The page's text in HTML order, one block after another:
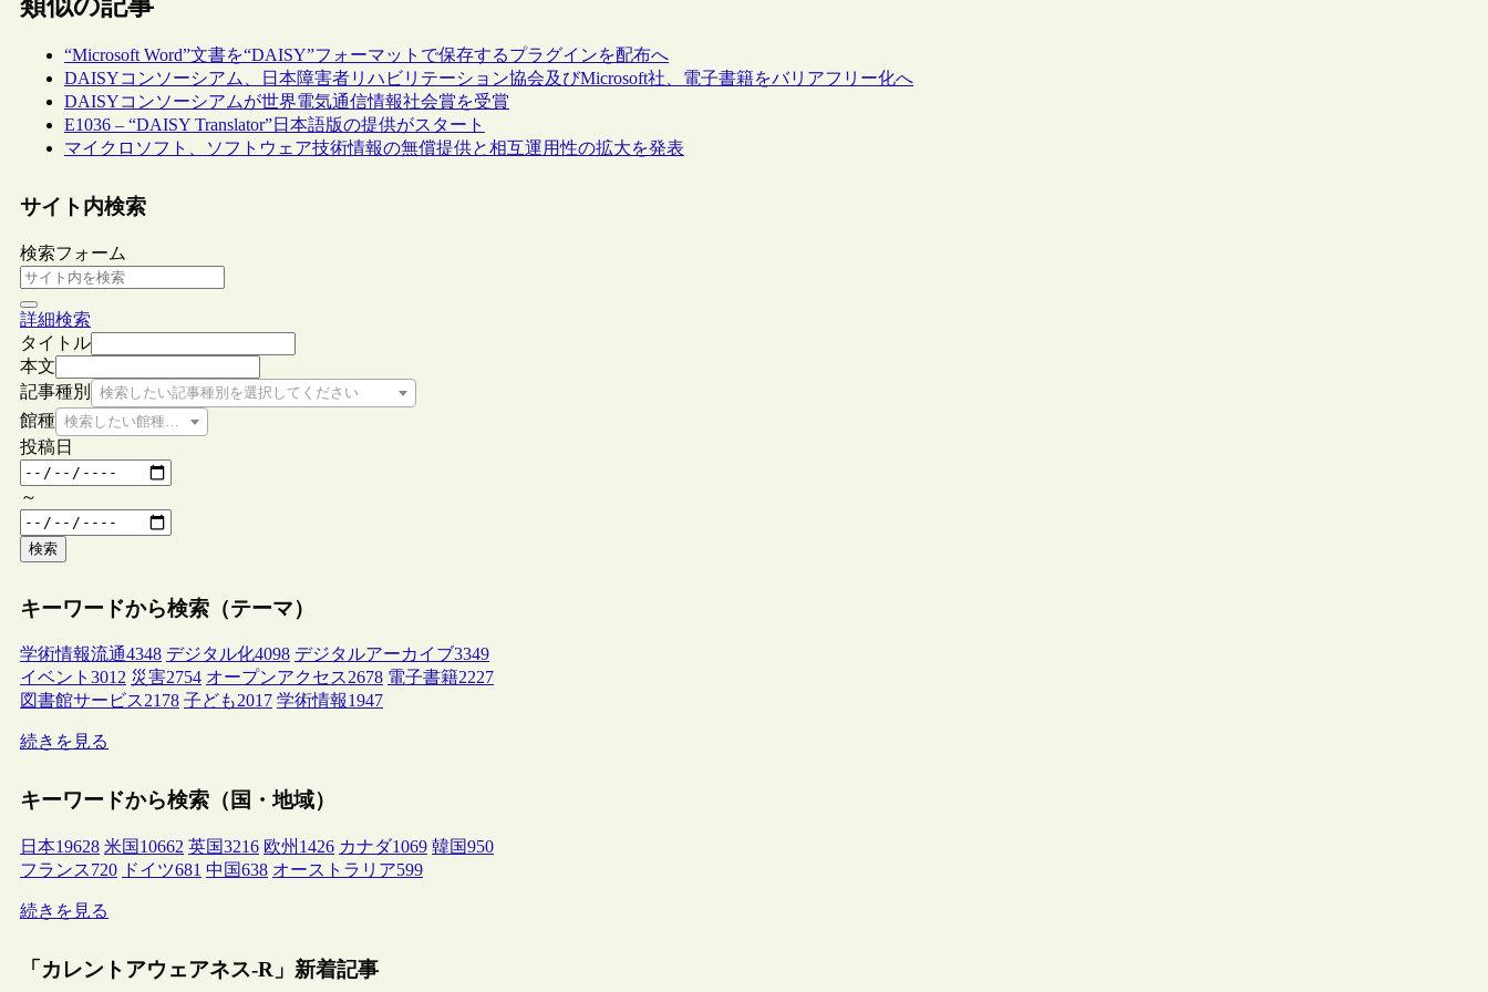
“Microsoft Word”文書を“DAISY”フォーマットで保存するプラグインを配布へ
DAISYコンソーシアム、日本障害者リハビリテーション協会及びMicrosoft社、電子書籍をバリアフリー化へ
DAISYコンソーシアムが世界電気通信情報社会賞を受賞
E1036 – “DAISY Translator”日本語版の提供がスタート
マイクロソフト、ソフトウェア技術情報の無償提供と相互運用性の拡大を発表
サイト内検索
検索フォーム
詳細検索
タイトル
本文
記事種別
検索したい記事種別を選択してください
館種 検索したい館種を選択してください
投稿日
～
検索
キーワードから検索（テーマ）
学術情報流通4348 デジタル化4098 デジタルアーカイブ3349
イベント 3012 災害2754 オープンアクセス2678 電子書籍2227
図書館サービス2178 子ども2017 学術情報1947
続きを見る
キーワードから検索（国・地域）
日本19628 米国 10662 英国3216 欧州 1426 カナダ1069 韓国950
フランス720 ドイツ681 中国638 オーストラリア599
続きを見る
「カレントアウェアネス-R」新着記事